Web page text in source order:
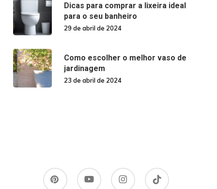
Dicas para comprar a lixeira ideal
para o seu banheiro
29 de abril de 2024
Como escolher o melhor vaso de
jardinagem
23 de abril de 2024
pinterest youtube instagram tiktok